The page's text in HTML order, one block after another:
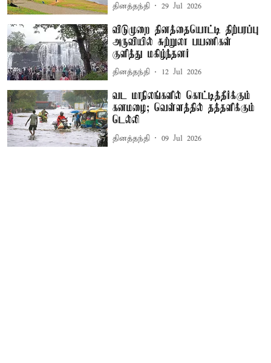
தினத்தந்தி 29 Jul 2026
விடுமுறை தினத்தையொட்டி திற்பரப்பு
அருவியில் சுற்றுலா பயணிகள்
குளித்து மகிழ்ந்தனர்
தினத்தந்தி 12 Jul 2026
வட மாநிலங்களில் கொட்டித்தீர்க்கும்
கனமழை; வெள்ளத்தில் தத்தளிக்கும்
டெல்லி
தினத்தந்தி 09 Jul 2026